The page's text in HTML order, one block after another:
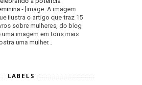
- [image: A imagem
ilustra o artigo que traz 15
sobre mulheres, do blog
imagem em tons mais
uma mulher...
LABELS